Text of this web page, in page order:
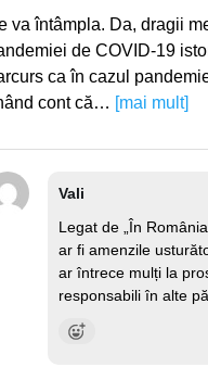
va întâmpla. Da, dragii
de COVID-19
ca în cazul
cont că… [mai mult]
Vali
Legat de „În
ar fi amenzile
ar întrece mulți la
responsabili în alte